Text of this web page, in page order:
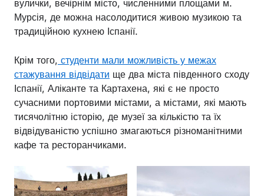
вулички, вечірнім місто, численними площами м.
Мурсія, де можна насолодитися живою музикою та
традиційною кухнею Іспанії.
Крім того, студенти мали можливість у межах
стажування відвідати ще два міста південного сходу
Іспанії, Аліканте та Картахена, які є не просто
сучасними портовими містами, а містами, які мають
тисячолітню історію, де музеї за кількістю та їх
відвідуваністю успішно змагаються різноманітними
кафе та ресторанчиками.